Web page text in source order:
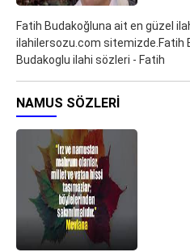
Fatih Budakoğluna ait en güzel
ilahilersozu.com sitemizde.Fatih
Budakoglu ilahi sözleri - Fatih
NAMUS SÖZLERI